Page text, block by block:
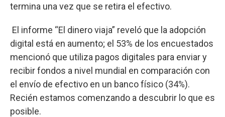
termina una vez que se retira el efectivo.
El informe “El dinero viaja” reveló que la adopción
digital está en aumento; el 53% de los encuestados
mencionó que utiliza pagos digitales para enviar y
recibir fondos a nivel mundial en comparación con
el envío de efectivo en un banco físico (34%).
Recién estamos comenzando a descubrir lo que es
posible.